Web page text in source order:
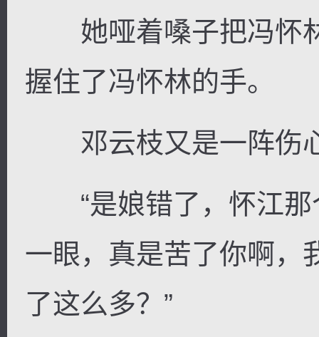
她哑着嗓子把冯怀
握住了冯怀林的手。
邓云枝又是一阵伤
“是娘错了，怀江那
一眼，真是苦了你啊，
了这么多？”